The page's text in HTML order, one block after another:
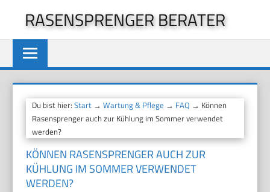
springen
RASENSPRENGER BERATER
Du bist hier:Start →Wartung & Pflege → FAQ → Können
Rasensprenger auch zur Kühlung im Sommer verwendet
werden?
KÖNNEN RASENSPRENGER AUCH ZUR
KÜHLUNG IM SOMMER VERWENDET
WERDEN?